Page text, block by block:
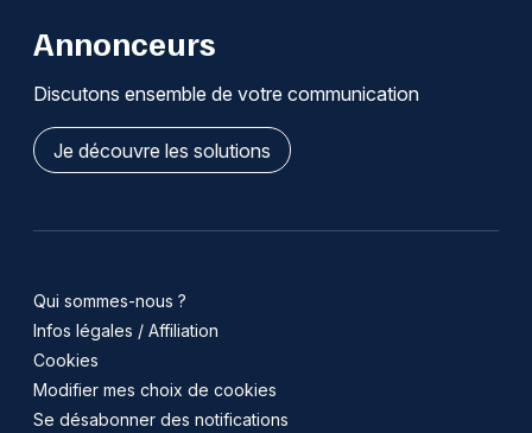
Annonceurs
Discutons ensemble de votre communication
Je découvre les solutions
Qui sommes-nous ?
Infos légales / Affiliation
Cookies
Modifier mes choix de cookies
Se désabonner des notifications